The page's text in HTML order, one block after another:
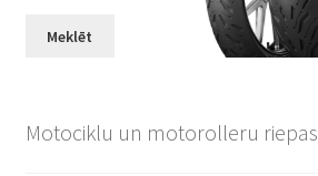
Meklēt
Motociklu un motorolleru riepas